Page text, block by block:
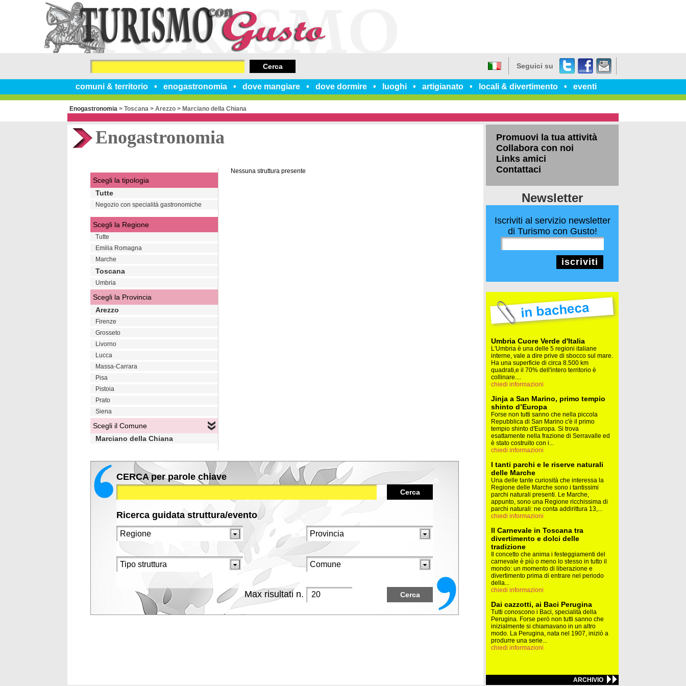
comuni & territorio enogastronomia dove mangiare dove dormire luoghi artigianato locali & divertimento eventi
Seguici su TwitterFacebook
un
Cerca
Enogastronomia > Toscana > Arezzo > Marciano della Chiana
Enogastronomia
Nessuna struttura presente
Scegli la tipologia
Tutte
Negozio con specialità gastronomiche
Scegli la Regione
Tutte
Emilia Romagna
Marche
Toscana
Umbria
Scegli la Provincia
Arezzo
Firenze
Grosseto
Livorno
Lucca
Massa-Carrara
Pisa
Pistoia
Prato
Siena
Scegli il Comune
Marciano della Chiana
CERCA per parole chiave
Cerca
Ricerca guidata struttura/evento
Max risultati n. Cerca
Promuovi la tua attività
Collabora con noi
Links amici
Contattaci
Newsletter
Iscriviti al servizio newsletter
di Turismo con Gusto!
iscriviti
Umbria Cuore Verde d'Italia
L'Umbria è una delle 5 regioni italiane
interne, vale a dire prive di sbocco sul mare.
Ha una superficie di circa 8.500 km
quadrati,e il 70% dell'intero territorio è
collinare....
chiedi informazioni
Jinja a San Marino, primo tempio
shinto d’Europa
Forse non tutti sanno che nella piccola
Repubblica di San Marino c'è il primo
tempio shinto d'Europa. Si trova
esattamente nella frazione di Serravalle ed
è stato costruito con i...
chiedi informazioni
I tanti parchi e le riserve naturali
delle Marche
Una delle tante curiosità che interessa la
Regione delle Marche sono i tantissimi
parchi naturali presenti. Le Marche,
appunto, sono una Regione ricchissima di
parchi naturali: ne conta addirittura 13,...
chiedi informazioni
Il Carnevale in Toscana tra
divertimento e dolci delle
tradizione
Il concetto che anima i festeggiamenti del
carnevale è più o meno lo stesso in tutto il
mondo: un momento di liberazione e
divertimento prima di entrare nel periodo
della...
chiedi informazioni
Dai cazzotti, ai Baci Perugina
Tutti conoscono i Baci, specialità della
Perugina. Forse però non tutti sanno che
inizialmente si chiamavano in un altro
modo. La Perugina, nata nel 1907, iniziò a
produrre una serie...
chiedi informazioni
ARCHIVIO